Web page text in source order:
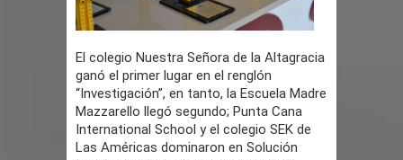
Senado RD aprueba de urgencia
reformas al nuevo Código Penal
Nicaragua responde a RD tras
condena a Daniel Ortega por
El colegio Nuestra Señora de la Altagracia
ganó el primer lugar en el renglón
“Investigación”, en tanto, la Escuela Madre
Mazzarello llegó segundo; Punta Cana
International School y el colegio SEK de
Las Américas dominaron en Solución